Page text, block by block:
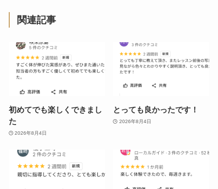
関連記事
初めてでも楽しくできまし
た
2026年8月4日
とっても良かったです！
2026年8月4日